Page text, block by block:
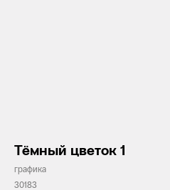
Тёмный цветок 1
графика
30183